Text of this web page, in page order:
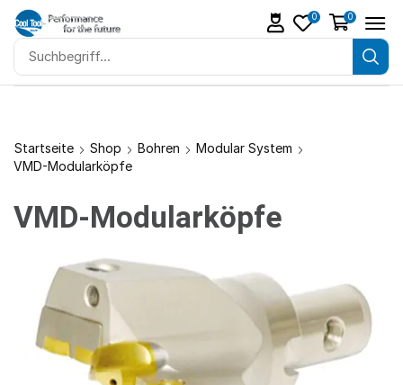
0 0
Startseite Shop Bohren
Modular System
VMD-Modularköpfe
VMD-Modularköpfe